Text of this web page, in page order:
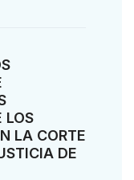
LOS
LA CORTE
DE